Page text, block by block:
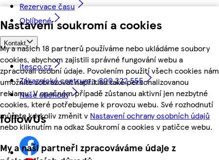
Nastavení soukromí a cookies
My a našich 18 partnerů používáme nebo ukládáme soubory
cookies, abychom zajistili správné fungování webu a
zpracovali osobní údaje. Povolením použití všech cookies nám
umožníte zobrazovat například také personalizovanou
reklamu. V opačném případě zůstanou aktivní jen nezbytné
cookies, které potřebujeme k provozu webu. Své rozhodnutí
můžete kdykoliv změnit v Nastavení ochrany osobních údajů
nebo kliknutím na odkaz Soukromí a cookies v patičce webu.
My a naši partneři zpracováváme údaje z
Rezervace času
Oblíbené
Kontakt
itesco.cz
Zákaznické centrum - 800 222 555
Naše obchody
followUs